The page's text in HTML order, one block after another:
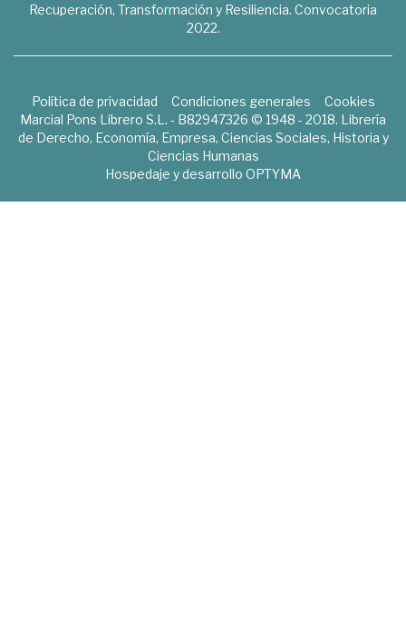
Recuperación, Transformación y Resiliencia. Convocatoria
2022.
Política de privacidad Condiciones generales
Cookies
Marcial Pons Librero S.L. - B82947326 © 1948 - 2018. Librería
de Derecho, Economía, Empresa, Ciencias Sociales, Historia y
Ciencias Humanas
Hospedaje y desarrollo OPTYMA